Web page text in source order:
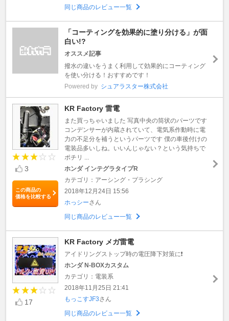
同じ商品のレビュー一覧
「コーティングを効果的に塗り分ける」が面
白い!?
オススメ記事
撥水の違いをうまく利用して効果的にコーティング
を使い分ける！おすすめです！
Powered by シュアラスター株式会社
3
この商品の
価格を比較する
KR Factory 雷電
また買っちゃいました 写真中央の筒状のパーツです
コンデンサーが内蔵されていて、電気系作動時に電
力の不足分を補うというパーツです 僕の車後付けの
電装品多いしね。いいんじゃない？という気持ちで
ポチリ ...
ホンダ インテグラタイプR
カテゴリ：アーシング・プラシング
2018年12月24日 15:56
ホっシーさん
同じ商品のレビュー一覧
17
KR Factory メガ雷電
アイドリングストップ時の電圧降下対策に❗
ホンダ N-BOXカスタム
カテゴリ：電装系
2018年11月25日 21:41
もっこすJF3さん
同じ商品のレビュー一覧